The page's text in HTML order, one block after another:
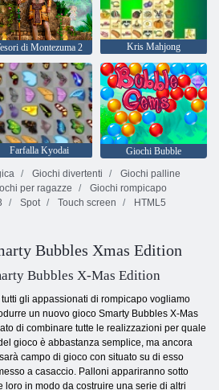
di Montezuma 2 Kris Mahjong
Farfalla Kyodai
Giochi Bubble
Giochi divertenti
Giochi palline
per ragazze
Giochi rompicapo
Spot Touch screen
HTML5
Bubbles Xmas Edition
Bubbles X-Mas Edition
tutti gli appassionati di rompicapo vogliamo
un nuovo gioco Smarty Bubbles X-Mas
di combinare tutte le realizzazioni per quale
gioco è abbastanza semplice, ma ancora
campo di gioco con situato su di esso
a casaccio. Palloni appariranno sotto
loro in modo da costruire una serie di altri